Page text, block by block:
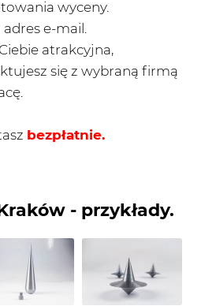
wyceny.
e-mail.
atrakcyjna,
się z wybraną firmą
bezpłatnie.
- przykłady.